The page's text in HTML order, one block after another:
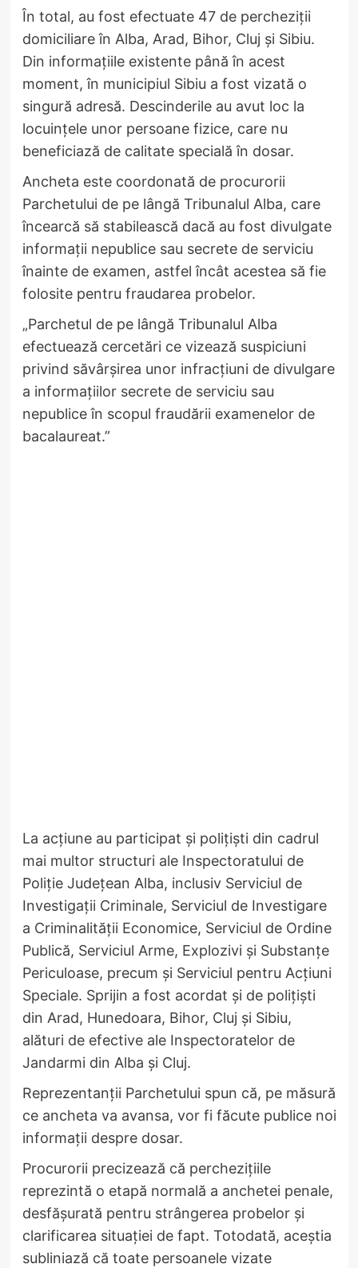
În total, au fost efectuate 47 de percheziții
domiciliare în Alba, Arad, Bihor, Cluj și Sibiu.
Din informațiile existente până în acest
moment, în municipiul Sibiu a fost vizată o
singură adresă. Descinderile au avut loc la
locuințele unor persoane fizice, care nu
beneficiază de calitate specială în dosar.
Ancheta este coordonată de procurorii
Parchetului de pe lângă Tribunalul Alba, care
încearcă să stabilească dacă au fost divulgate
informații nepublice sau secrete de serviciu
înainte de examen, astfel încât acestea să fie
folosite pentru fraudarea probelor.
„Parchetul de pe lângă Tribunalul Alba
efectuează cercetări ce vizează suspiciuni
privind săvârșirea unor infracțiuni de divulgare
a informațiilor secrete de serviciu sau
nepublice în scopul fraudării examenelor de
bacalaureat.”
La acțiune au participat și polițiști din cadrul
mai multor structuri ale Inspectoratului de
Poliție Județean Alba, inclusiv Serviciul de
Investigații Criminale, Serviciul de Investigare
a Criminalității Economice, Serviciul de Ordine
Publică, Serviciul Arme, Explozivi și Substanțe
Periculoase, precum și Serviciul pentru Acțiuni
Speciale. Sprijin a fost acordat și de polițiști
din Arad, Hunedoara, Bihor, Cluj și Sibiu,
alături de efective ale Inspectoratelor de
Jandarmi din Alba și Cluj.
Reprezentanții Parchetului spun că, pe măsură
ce ancheta va avansa, vor fi făcute publice noi
informații despre dosar.
Procurorii precizează că perchezițiile
reprezintă o etapă normală a anchetei penale,
desfășurată pentru strângerea probelor și
clarificarea situației de fapt. Totodată, aceștia
subliniază că toate persoanele vizate